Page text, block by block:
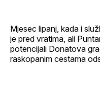
Mjesec lipanj, kada i
je pred vratima, ali
potencijali Donatova
raskopanim cestama